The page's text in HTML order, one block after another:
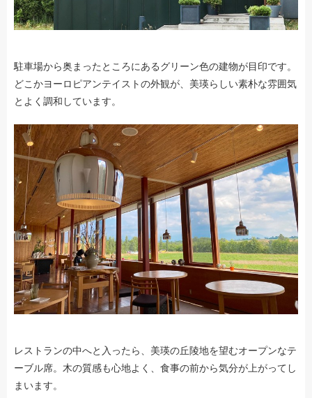
駐車場から奥まったところにあるグリーン色の建物が目印です。
どこかヨーロピアンテイストの外観が、美瑛らしい素朴な雰囲気
とよく調和しています。
レストランの中へと入ったら、美瑛の丘陵地を望むオープンなテ
ーブル席。木の質感も心地よく、食事の前から気分が上がってし
まいます。